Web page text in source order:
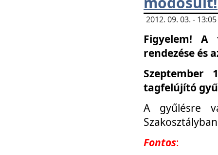
2012. 09. 03. -
Figyelem! A
rendezése és
Szeptember
tagfelújító
A gyűlésre
Fontos: